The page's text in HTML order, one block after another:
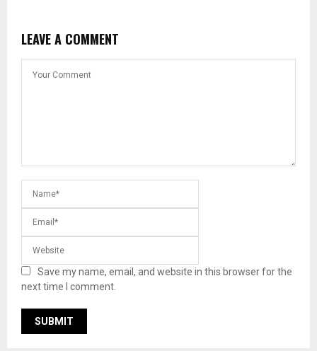
LEAVE A COMMENT
Save my name, email, and website in this browser for the
next time I comment.